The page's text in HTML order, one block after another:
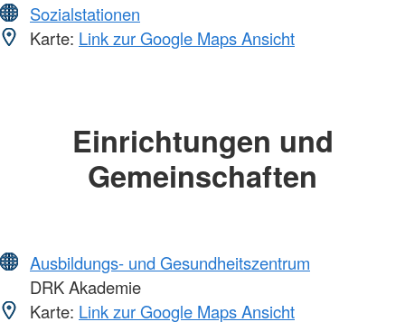
Sozialstationen
Karte: Link zur Google Maps Ansicht
Einrichtungen und
Gemeinschaften
Ausbildungs- und Gesundheitszentrum
DRK Akademie
Karte: Link zur Google Maps Ansicht